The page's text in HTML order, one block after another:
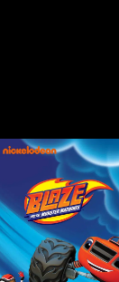
آند ذا مونستر ماشينز